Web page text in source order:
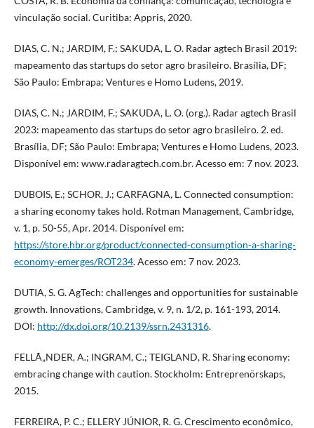
vinculação social. Curitiba: Appris, 2020.
DIAS, C. N.; JARDIM, F.; SAKUDA, L. O. Radar agtech Brasil 2019:
mapeamento das startups do setor agro brasileiro. Brasília, DF;
São Paulo: Embrapa; Ventures e Homo Ludens, 2019.
DIAS, C. N.; JARDIM, F.; SAKUDA, L. O. (org.). Radar agtech Brasil
2023: mapeamento das startups do setor agro brasileiro. 2. ed.
Brasília, DF; São Paulo: Embrapa; Ventures e Homo Ludens, 2023.
Disponível em: www.radaragtech.com.br. Acesso em: 7 nov. 2023.
DUBOIS, E.; SCHOR, J.; CARFAGNA, L. Connected consumption:
a sharing economy takes hold. Rotman Management, Cambridge,
v. 1, p. 50-55, Apr. 2014. Disponível em:
https://store.hbr.org/product/connected-consumption-a-sharing-
economy-emerges/ROT234. Acesso em: 7 nov. 2023.
DUTIA, S. G. AgTech: challenges and opportunities for sustainable
growth. Innovations, Cambridge, v. 9, n. 1/2, p. 161-193, 2014.
DOI: http://dx.doi.org/10.2139/ssrn.2431316.
FELLÃ„NDER, A.; INGRAM, C.; TEIGLAND, R. Sharing economy:
embracing change with caution. Stockholm: Entreprenörskaps,
2015.
FERREIRA, P. C.; ELLERY JÚNIOR, R. G. Crescimento econômico,